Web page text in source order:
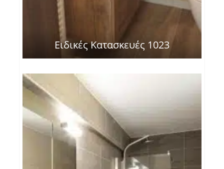
Ειδικές Κατασκευές 1023